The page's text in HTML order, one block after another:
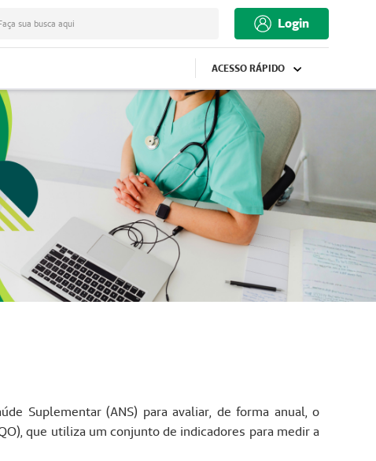
sua busca aqui Login
ACESSO RÁPIDO
Suplementar (ANS) para avaliar, de forma anual, o
que utiliza um conjunto de indicadores para medir a